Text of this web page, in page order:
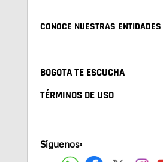
CONOCE NUESTRAS ENTIDADES
BOGOTA TE ESCUCHA
TÉRMINOS DE USO
Síguenos: